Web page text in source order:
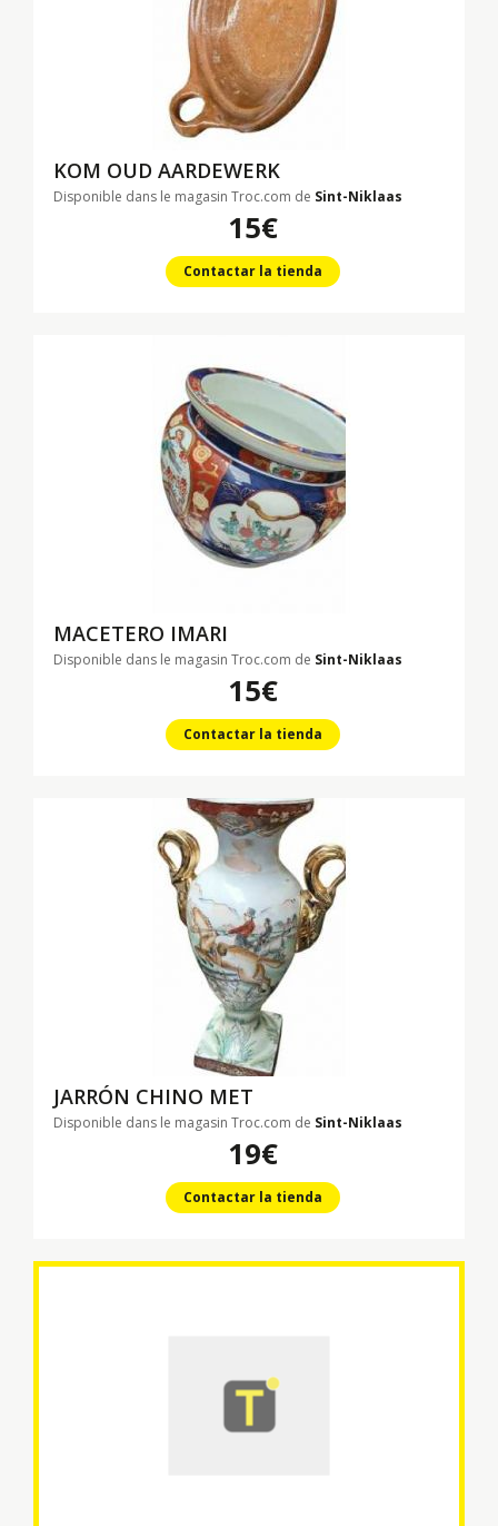
KOM OUD AARDEWERK
Disponible dans le magasin Troc.com de Sint-Niklaas
15€
Contactar la tienda
MACETERO IMARI
Disponible dans le magasin Troc.com de Sint-Niklaas
15€
Contactar la tienda
JARRÓN CHINO MET
Disponible dans le magasin Troc.com de Sint-Niklaas
19€
Contactar la tienda